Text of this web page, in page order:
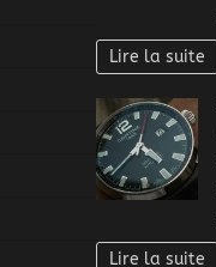
Lire la suite
Lire la suite